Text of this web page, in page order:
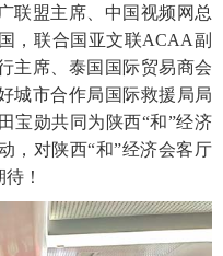
联盟主席、中国视频网总
，联合国亚文联ACAA副
主席、泰国国际贸易商会
城市合作局国际救援局局
宝勋共同为陕西“和”经济
，对陕西“和”经济会客厅
！